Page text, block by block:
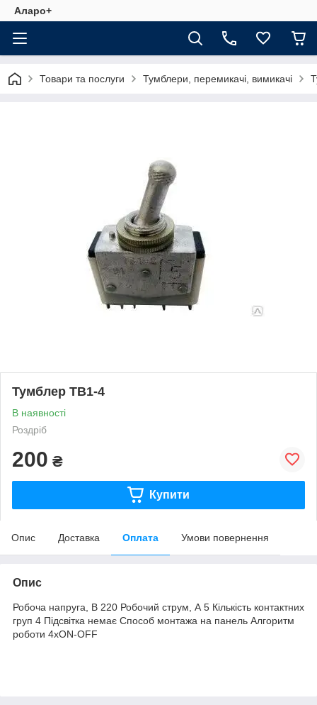
Аларо+
Товари та послуги Тумблери, перемикачі, вимикачі
Тумблер ТВ1-4
В наявності
Роздріб
200 ₴
Купити
Опис Доставка Оплата Умови повернення
Опис
Робоча напруга, В 220 Робочий струм, А 5 Кількість контактних
груп 4 Підсвітка немає Способ монтажа на панель Алгоритм
роботи 4xON-OFF